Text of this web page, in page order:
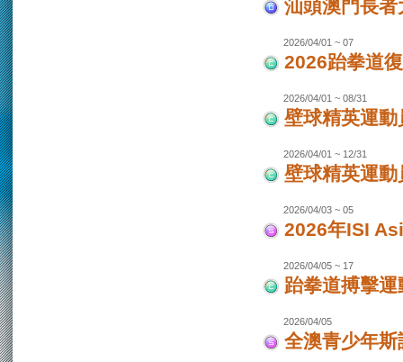
汕頭澳門長
2026/04/01 ~ 07
2026跆拳道
2026/04/01 ~ 08/31
壁球精英運
2026/04/01 ~ 12/31
壁球精英運
2026/04/03 ~ 05
2026年ISI
2026/04/05 ~ 17
跆拳道搏擊
2026/04/05
全澳青少年